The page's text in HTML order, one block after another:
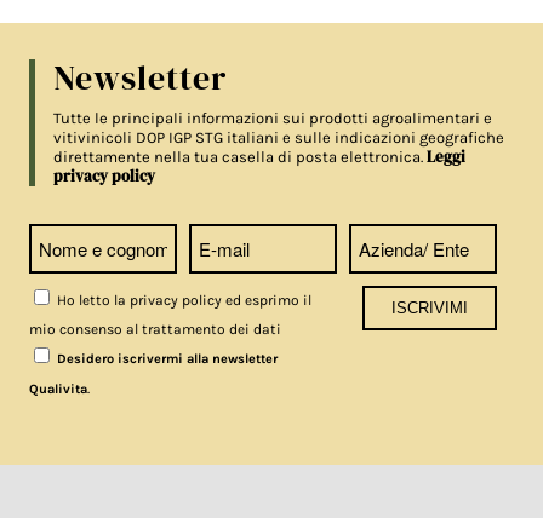
Newsletter
Tutte le principali informazioni sui prodotti agroalimentari e
vitivinicoli DOP IGP STG italiani e sulle indicazioni geografiche
direttamente nella tua casella di posta elettronica.Leggi
privacy policy
Ho letto la privacy policy ed esprimo il
mio consenso al trattamento dei dati
Desidero iscrivermi alla newsletter
Qualivita.